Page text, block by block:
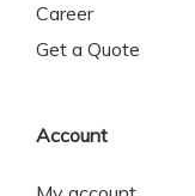
Career
Get a Quote
Account